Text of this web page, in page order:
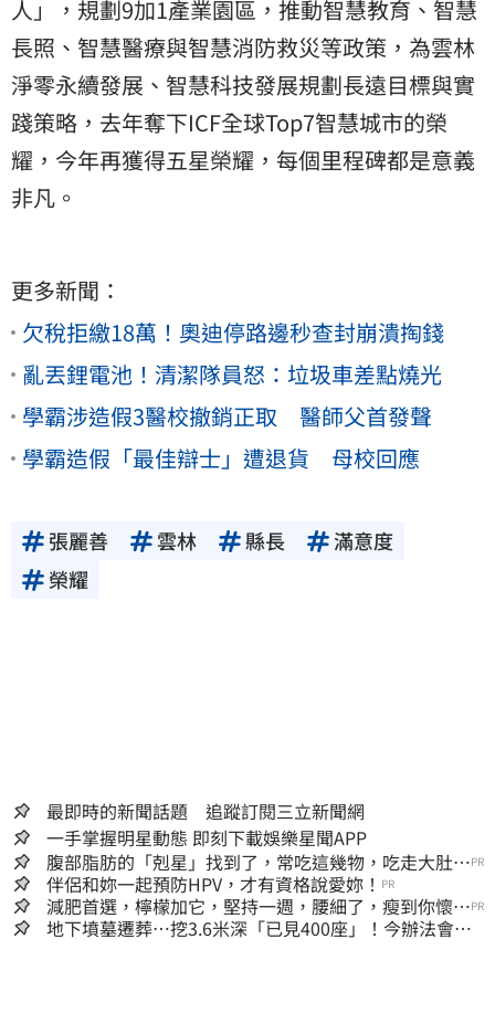
人」，規劃9加1產業園區，推動智慧教育、智慧
長照、智慧醫療與智慧消防救災等政策，為雲林
淨零永續發展、智慧科技發展規劃長遠目標與實
踐策略，去年奪下ICF全球Top7智慧城市的榮
耀，今年再獲得五星榮耀，每個里程碑都是意義
非凡。
更多新聞：
欠稅拒繳18萬！奧迪停路邊秒查封崩潰掏錢
亂丟鋰電池！清潔隊員怒：垃圾車差點燒光
學霸涉造假3醫校撤銷正取 醫師父首發聲
學霸造假「最佳辯士」遭退貨 母校回應
張麗善 雲林 縣長
滿意度
榮耀
最即時的新聞話題 追蹤訂閱三立新聞網
一手掌握明星動態 即刻下載娛樂星聞APP
腹部脂肪的「剋星」找到了，常吃這幾物，吃走大肚
囊，瘦出小蠻腰
PR
伴侶和妳一起預防HPV，才有資格說愛妳！ PR
減肥首選，檸檬加它，堅持一週，腰細了，瘦到你懷疑
人生
PR
地下墳墓遷葬…挖3.6米深「已見400座」！今辦法會安